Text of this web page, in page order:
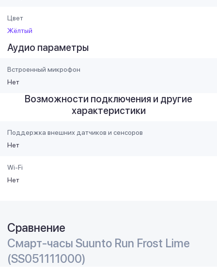
Цвет
Жёлтый
Аудио параметры
Встроенный микрофон
Нет
Возможности подключения и другие
характеристики
Поддержка внешних датчиков и сенсоров
Нет
Wi-Fi
Нет
Сравнение
Смарт-часы Suunto Run Frost Lime
(SS051111000)